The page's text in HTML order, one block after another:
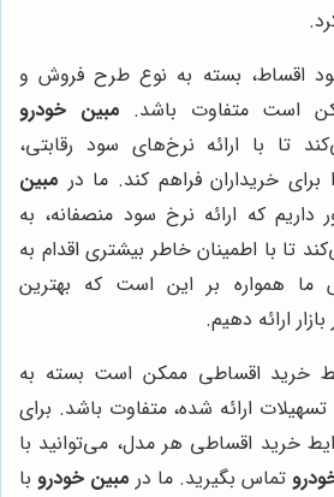
اقساط، بسته به نوع طرح فروش و
است متفاوت باشد. مبین خودرو
تا با ارائه نرخ‌های سود رقابتی،
برای خریداران فراهم کند. ما در مبین
داریم که ارائه نرخ سود منصفانه، به
تا با اطمینان خاطر بیشتری اقدام به
ما همواره بر این است که بهترین
ارائه دهیم.
خرید اقساطی ممکن است بسته به
ارائه شده، متفاوت باشد. برای
خرید اقساطی هر مدل، می‌توانید با
تماس بگیرید. ما در مبین خودرو با